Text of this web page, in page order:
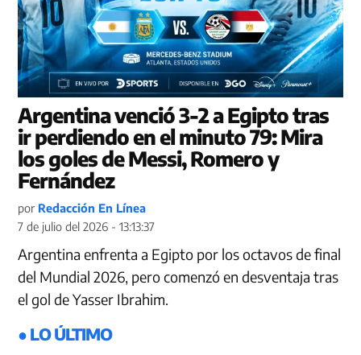
Argentina venció 3-2 a Egipto tras
ir perdiendo en el minuto 79: Mira
los goles de Messi, Romero y
Fernández
por Redacción En Línea
7 de julio del 2026 - 13:13:37
Argentina enfrenta a Egipto por los octavos de final
del Mundial 2026, pero comenzó en desventaja tras
el gol de Yasser Ibrahim.
● LO ÚLTIMO